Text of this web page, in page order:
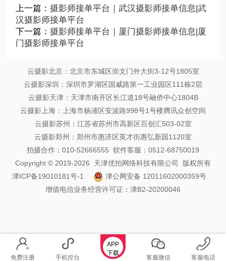
上一篇：摄影师接单平台｜武汉摄影师接单信息|武
汉摄影师接单平台
下一篇：摄影师接单平台｜厦门摄影师接单信息|厦
门摄影师接单平台
云摄影北京：北京市东城区崇文门外大街3-12号1805室
云摄影深圳：深圳市罗湖区国威路第一工业园区111栋2层
云摄影天津：天津市南开区长江道18号融侨中心1804B
云摄影上海：上海市杨浦区安波路998号1号楼腾讯众创空间
云摄影苏州：江苏省苏州市高新区百创汇503-02室
云摄影郑州：郑州市惠济区英才街惠弘新园1120室
拍摄合作：010-52666555 软件客服：0512-68750019
Copyright © 2019-2026 天津优拍网络科技有限公司 版权所有
津ICP备19010181号-1
津公网安备 12011602000359号
增值电信业务经营许可证：津B2-20200046
免费注册 手机控台
APP
下载
客服微信 客服电话